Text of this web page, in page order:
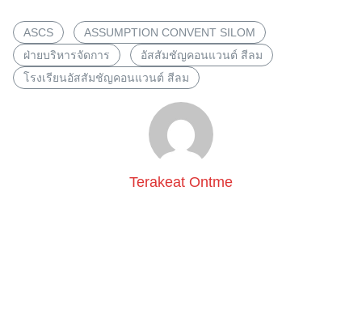
ASCS
ASSUMPTION CONVENT SILOM
ฝ่ายบริหารจัดการ
อัสสัมชัญคอนแวนต์ สีลม
โรงเรียนอัสสัมชัญคอนแวนต์ สีลม
Terakeat Ontme